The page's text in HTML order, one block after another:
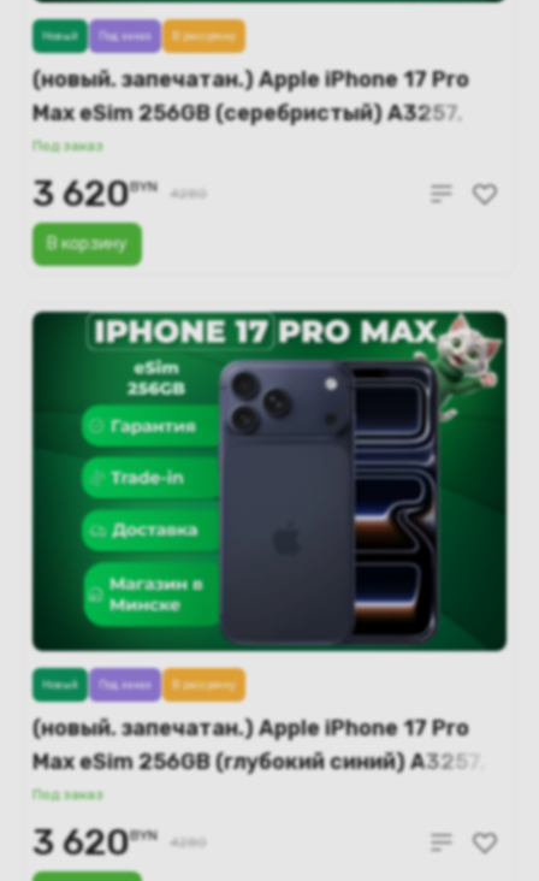
(новый. запечатан.) Apple iPhone 17 Pro
Max eSim 256GB (серебристый) A3257,
A3525
Под заказ
В корзину
Новый Под заказ В рассрочку
3 620BYN 4280
(новый. запечатан.) Apple iPhone 17 Pro
Max eSim 256GB (глубокий синий) A3257,
A3525
Под заказ
Новый Под заказ В рассрочку
3 620BYN 4280